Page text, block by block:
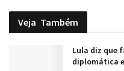
Veja Também
Lula diz que
diplomática